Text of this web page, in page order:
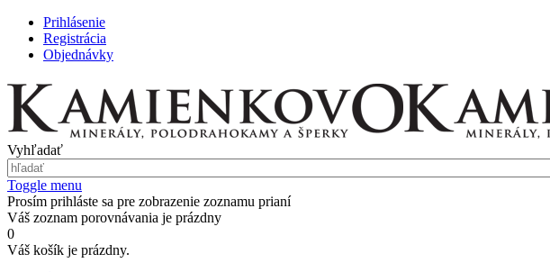
Prihlásenie
Registrácia
Objednávky
Vyhľadať
Toggle menu
Prosím prihláste sa pre zobrazenie zoznamu prianí
Váš zoznam porovnávania je prázdny
0
Váš košík je prázdny.